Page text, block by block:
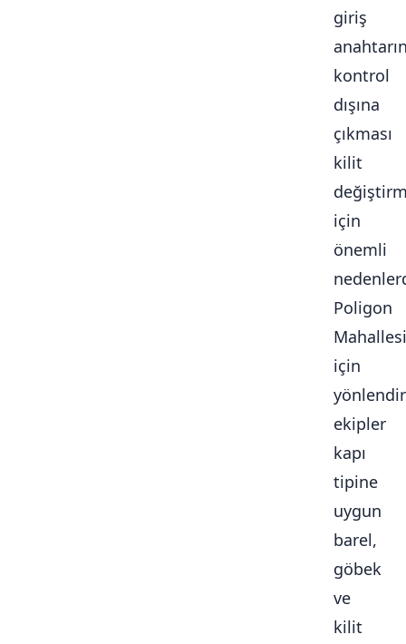
giriş
kontrol
dışına
çıkması
kilit
için
önemli
Poligon
Mahallesi
için
ekipler
kapı
tipine
uygun
barel,
göbek
ve
kilit